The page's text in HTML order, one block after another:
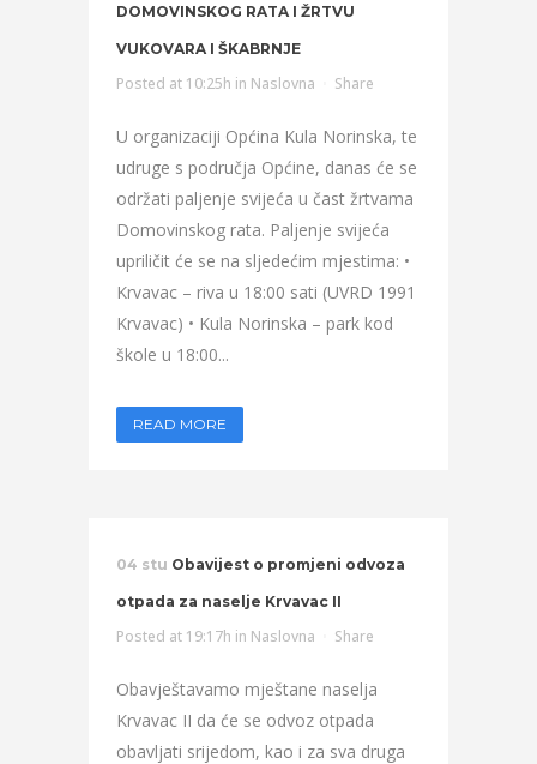
DOMOVINSKOG RATA I ŽRTVU
VUKOVARA I ŠKABRNJE
Posted at 10:25h in Naslovna Share
U organizaciji Općina Kula Norinska, te
udruge s područja Općine, danas će se
održati paljenje svijeća u čast žrtvama
Domovinskog rata. Paljenje svijeća
upriličit će se na sljedećim mjestima: •
Krvavac – riva u 18:00 sati (UVRD 1991
Krvavac) • Kula Norinska – park kod
škole u 18:00...
READ MORE
04 stu Obavijest o promjeni odvoza
otpada za naselje Krvavac II
Posted at 19:17h in Naslovna Share
Obavještavamo mještane naselja
Krvavac II da će se odvoz otpada
obavljati srijedom, kao i za sva druga